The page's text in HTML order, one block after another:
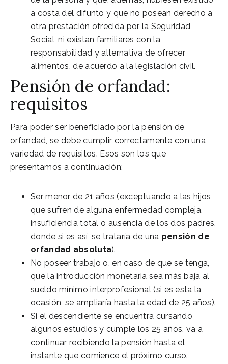
a costa del difunto y que no posean derecho a
otra prestación ofrecida por la Seguridad
Social, ni existan familiares con la
responsabilidad y alternativa de ofrecer
alimentos, de acuerdo a la legislación civil.
Pensión de orfandad:
requisitos
Para poder ser beneficiado por la pensión de
orfandad, se debe cumplir correctamente con una
variedad de requisitos. Esos son los que
presentamos a continuación:
Ser menor de 21 años (exceptuando a las hijos
que sufren de alguna enfermedad compleja,
insuficiencia total o ausencia de los dos padres,
donde si es así, se trataría de una pensión de
orfandad absoluta).
No poseer trabajo o, en caso de que se tenga,
que la introducción monetaria sea más baja al
sueldo mínimo interprofesional (si es esta la
ocasión, se ampliaría hasta la edad de 25 años).
Si el descendiente se encuentra cursando
algunos estudios y cumple los 25 años, va a
continuar recibiendo la pensión hasta el
instante que comience el próximo curso.